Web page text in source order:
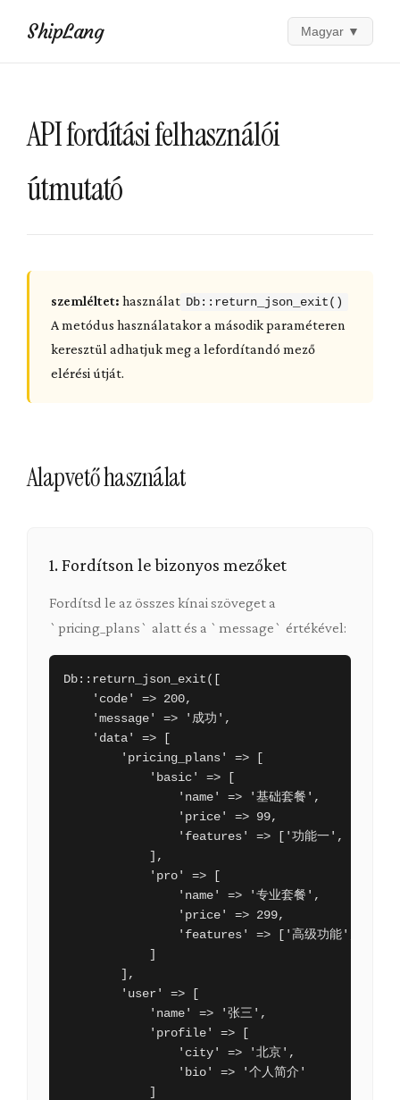
ShipLang Magyar ▼
API fordítási felhasználói
útmutató
szemléltet: használat Db::return_json_exit()
A metódus használatakor a második paraméteren
keresztül adhatjuk meg a lefordítandó mező
elérési útját.
Alapvető használat
1. Fordítson le bizonyos mezőket
Fordítsd le az összes kínai szöveget a
`pricing_plans` alatt és a `message` értékével:
Db::return_json_exit([
    'code' => 200,
    'message' => '成功',
    'data' => [
        'pricing_plans' => [
            'basic' => [
                'name' => '基础套餐',
                'price' => 99,
'features' => ['功能一', '功能二
            ],
            'pro' => [
                'name' => '专业套餐',
                'price' => 299,
'features' => ['高级功能', '优先
            ]
        ],
        'user' => [
            'name' => '张三',
            'profile' => [
                'city' => '北京',
                'bio' => '个人简介'
            ]